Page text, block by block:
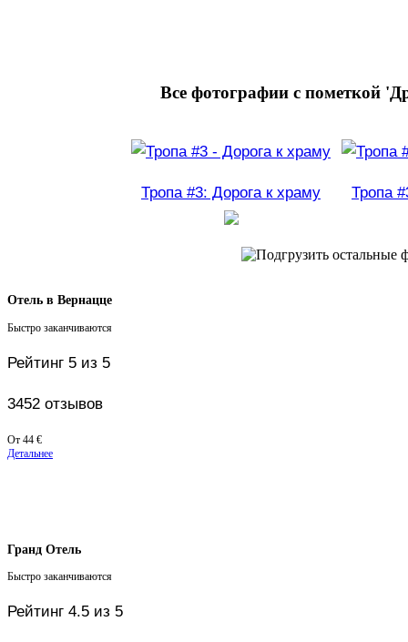
Все фотографии с пометкой
Тропа #3: Дорога к храму Тропа
Отель в Вернацце
Быстро заканчиваются
Рейтинг 5 из 5
3452 отзывов
Цены
от
От 44 €
Детальнее
Гранд Отель
Быстро заканчиваются
Рейтинг 4.5 из 5